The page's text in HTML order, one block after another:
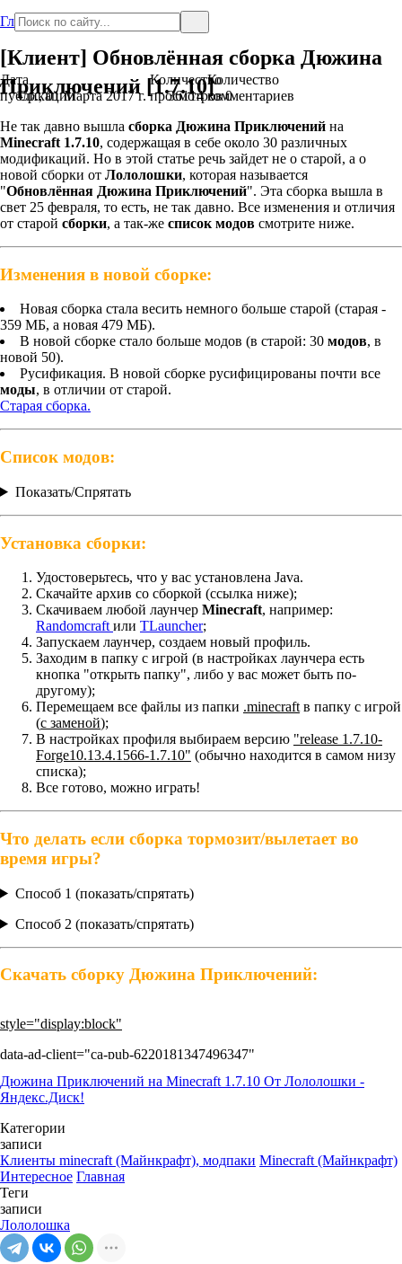
Главная
[Клиент] Обновлённая сборка Дюжина
Приключений [1.7.10]
Дата
публикации
Ср., 01 Марта 2017 г.
Количество
просмотров
36114
Количество
комментариев
0
Не так давно вышла сборка Дюжина Приключений на
Minecraft 1.7.10, содержащая в себе около 30 различных
модификаций. Но в этой статье речь зайдет не о старой, а о
новой сборки от Лололошки, которая называется
"Обновлённая Дюжина Приключений". Эта сборка вышла в
свет 25 февраля, то есть, не так давно. Все изменения и отличия
от старой сборки, а так-же список модов смотрите ниже.
Изменения в новой сборке:
Новая сборка стала весить немного больше старой (старая -
359 МБ, а новая 479 МБ).
В новой сборке стало больше модов (в старой: 30 модов, в
новой 50).
Русификация. В новой сборке русифицированы почти все
моды, в отличии от старой.
Старая сборка.
Список модов:
Показать/Спрятать
Установка сборки:
Удостоверьтесь, что у вас установлена Java.
Скачайте архив со сборкой (ссылка ниже);
Скачиваем любой лаунчер Minecraft, например:
Randomcraft или TLauncher;
Запускаем лаунчер, создаем новый профиль.
Заходим в папку с игрой (в настройках лаунчера есть
кнопка "открыть папку", либо у вас может быть по-
другому);
Перемещаем все файлы из папки .minecraft в папку с игрой
(с заменой);
В настройках профиля выбираем версию "release 1.7.10-
Fоrge10.13.4.1566-1.7.10" (обычно находится в самом низу
списка);
Все готово, можно играть!
Что делать если сборка тормозит/вылетает во
время игры?
Способ 1 (показать/спрятать)
Способ 2 (показать/спрятать)
Скачать сборку Дюжина Приключений:
style="display:block"
data-ad-client="ca-pub-6220181347496347"
data-ad-slot="1473339911"
Дюжина Приключений на Minecraft 1.7.10 От Лололошки -
Яндекс.Диск!
Категории
записи
Клиенты minecraft (Майнкрафт), модпаки Minecraft (Майнкрафт)
Интересное Главная
Теги
записи
Лололошка